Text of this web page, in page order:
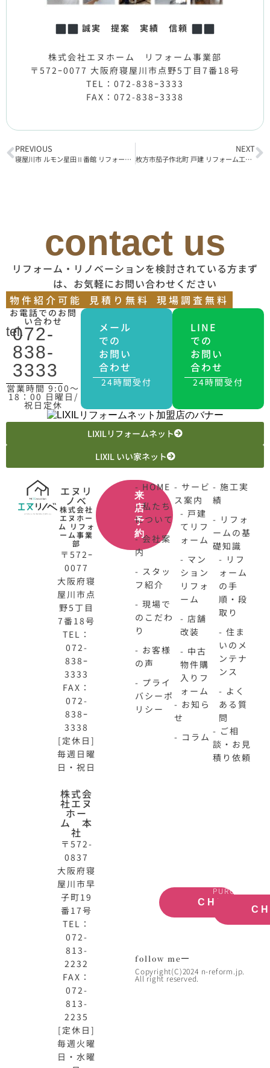
誠実 提案 実績 信頼
株式会社エヌホーム リフォーム事業部
〒572ｰ0077 大阪府寝屋川市点野5丁目7番18号
TEL：072-838ｰ3333
FAX：072-838ｰ3338
PREVIOUS
寝屋川市 ルモン星田Ⅱ番館 リフォーム工事着工
NEXT
枚方市茄子作北町 戸建 リフォーム工事着工
contact us
リフォーム・リノベーションを検討されている方まず
は、お気軽にお問い合わせください
物件紹介可能
見積り無料 現場調査無料
お電話でのお問
い合わせ
tel.
072-
838-
3333
営業時間 9:00〜
18：00 日曜日/
祝日定休
メール
での
お問い
合わせ
24時間受付
LINE
での
お問い
合わせ
24時間受付
LIXILリフォームネット
LIXIL いい家ネット
エヌリ
ノベ
株式会社
エヌホー
ム リフォ
ーム事業
部
〒572ｰ
0077
大阪府寝
屋川市点
野5丁目
7番18号
TEL：
072-
838ｰ
3333
FAX：
072-
838ｰ
3338
[定休日]
毎週日曜
日・祝日
株式会
社エヌ
ホー
ム 本
社
〒572-
0837
大阪府寝
屋川市早
子町19
番17号
TEL：
072-
813-
2232
FAX：
072-
813-
2235
[定休日]
毎週火曜
日・水曜
来
店
予
約
- HOME
- 私たち
について
- 会社案
内
- スタッ
フ紹介
- 現場で
のこだわ
り
- お客様
の声
- プライ
バシーポ
リシー
- サービ
ス案内
- 戸建
てリフ
ォーム
- マン
ション
リフォ
ーム
- 店舗
改装
- 中古
物件購
入りフ
ォーム
- お知ら
せ
- コラム
- 施工実
績
- リフォ
ームの基
礎知識
- リフ
ォーム
の手
順・段
取り
- 住ま
いのメ
ンテナ
ンス
- よく
ある質
問
- ご相
談・お見
積り依頼
CHECK
PURCHASE
follow me
Copyright(C)2024 n-reform.jp.
All right reserved.